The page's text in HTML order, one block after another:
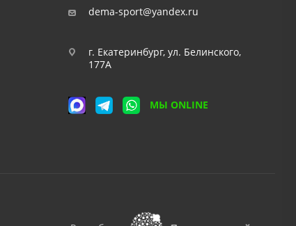
dema-sport@yandex.ru
г. Екатеринбург, ул. Белинского,
177А
МЫ ONLINE